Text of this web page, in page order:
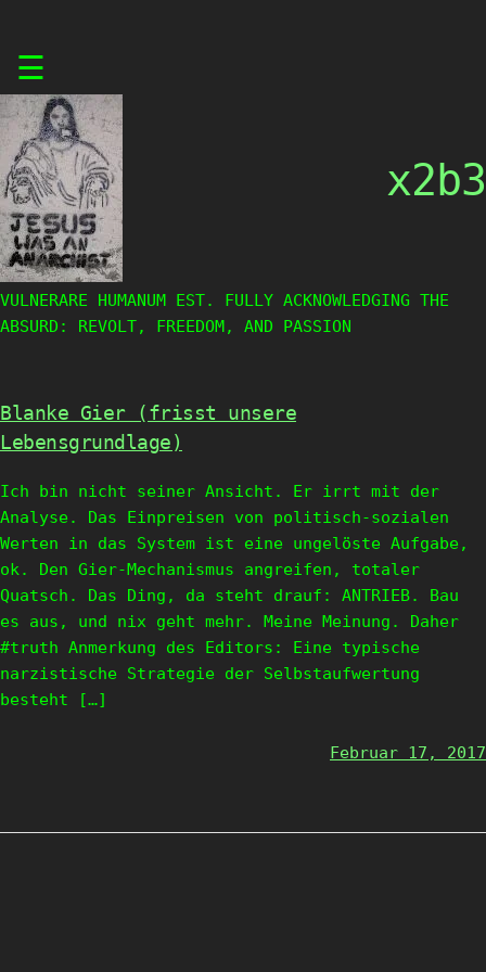
content
☰
x2b3
VULNERARE HUMANUM EST. FULLY ACKNOWLEDGING THE
ABSURD: REVOLT, FREEDOM, AND PASSION
Blanke Gier (frisst unsere
Lebensgrundlage)
Ich bin nicht seiner Ansicht. Er irrt mit der
Analyse. Das Einpreisen von politisch-sozialen
Werten in das System ist eine ungelöste Aufgabe,
ok. Den Gier-Mechanismus angreifen, totaler
Quatsch. Das Ding, da steht drauf: ANTRIEB. Bau
es aus, und nix geht mehr. Meine Meinung. Daher
#truth Anmerkung des Editors: Eine typische
narzistische Strategie der Selbstaufwertung
besteht […]
Februar 17, 2017